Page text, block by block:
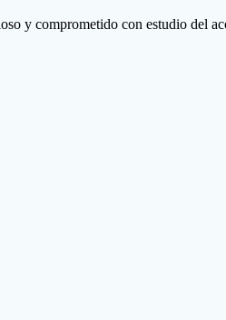
y comprometido con estudio del